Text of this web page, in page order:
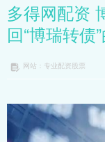
多得网配资
回“博瑞转债
网站：专业配资股票